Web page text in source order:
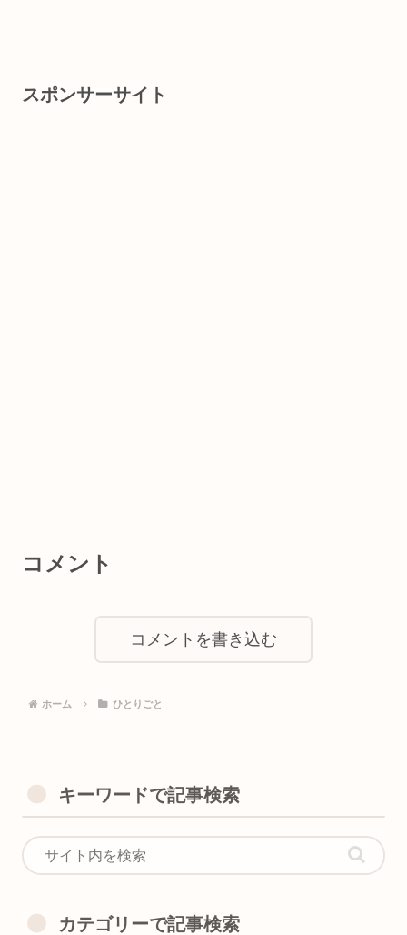
スポンサーサイト
コメント
コメントを書き込む
ホーム ひとりごと
キーワードで記事検索
カテゴリーで記事検索